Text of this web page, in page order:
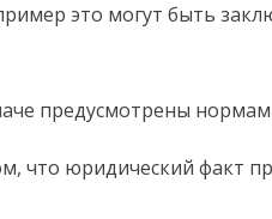
это могут быть
предусмотрены
что юридический факт